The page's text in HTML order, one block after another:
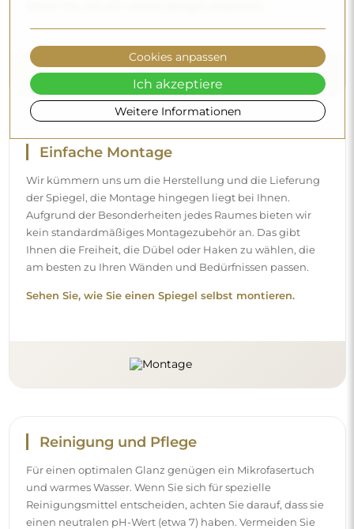
Einfache Montage
Wir kümmern uns um die Herstellung und die Lieferung
der Spiegel, die Montage hingegen liegt bei Ihnen.
Aufgrund der Besonderheiten jedes Raumes bieten wir
kein standardmäßiges Montagezubehör an. Das gibt
Ihnen die Freiheit, die Dübel oder Haken zu wählen, die
am besten zu Ihren Wänden und Bedürfnissen passen.
Sehen Sie, wie Sie einen Spiegel selbst montieren.
Reinigung und Pflege
Für einen optimalen Glanz genügen ein Mikrofasertuch
und warmes Wasser. Wenn Sie sich für spezielle
Reinigungsmittel entscheiden, achten Sie darauf, dass sie
einen neutralen pH-Wert (etwa 7) haben. Vermeiden Sie
Weitere Informationen
Cookies anpassen
Ich akzeptiere